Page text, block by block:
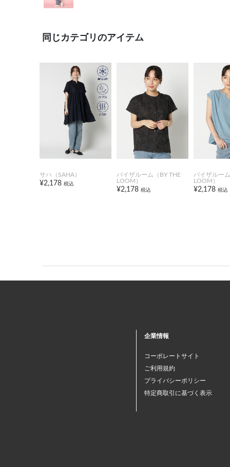
同じカテゴリのアイテム
サハ（SAHA）
¥2,178 税込
バイザルーム（BY THE
LOOM）
¥2,178 税込
バイザルー
LOOM）
¥2,178 税込
企業情報
コーポレートサイト
ご利用規約
プライバシーポリシー
特定商取引に基づく表示